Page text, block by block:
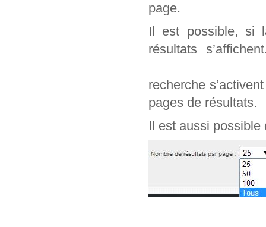
page.
Il est possible, si
résultats
recherche
pages de résultats.
Il est aussi